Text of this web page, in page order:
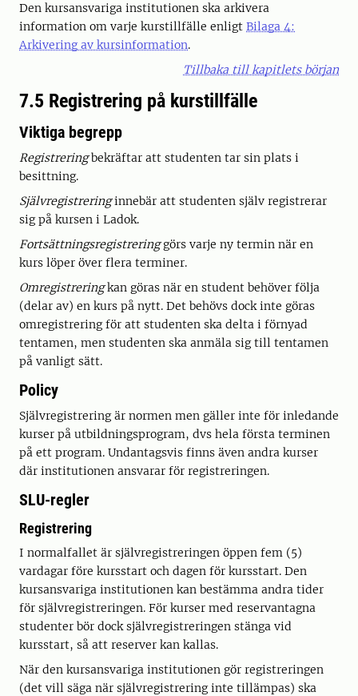
Den kursansvariga institutionen ska arkivera
information om varje kurstillfälle enligt Bilaga 4:
Arkivering av kursinformation.
Tillbaka till kapitlets början
7.5 Registrering på kurstillfälle
Viktiga begrepp
Registreringbekräftar att studenten tar sin plats i
besittning.
Självregistreringinnebär att studenten själv registrerar
sig på kursen i Ladok.
Fortsättningsregistreringgörs varje ny termin när en
kurs löper över flera terminer.
Omregistreringkan göras när en student behöver följa
(delar av) en kurs på nytt. Det behövs dock inte göras
omregistrering för att studenten ska delta i förnyad
tentamen, men studenten ska anmäla sig till tentamen
på vanligt sätt.
Policy
Självregistrering är normen men gäller inte för inledande
kurser på utbildningsprogram, dvs hela första terminen
på ett program. Undantagsvis finns även andra kurser
där institutionen ansvarar för registreringen.
SLU-regler
Registrering
I normalfallet är självregistreringen öppen fem (5)
vardagar före kursstart och dagen för kursstart. Den
kursansvariga institutionen kan bestämma andra tider
för självregistreringen. För kurser med reservantagna
studenter bör dock självregistreringen stänga vid
kursstart, så att reserver kan kallas.
När den kursansvariga institutionen gör registreringen
(det vill säga när självregistrering inte tillämpas) ska